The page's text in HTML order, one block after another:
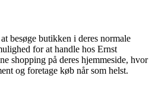
besøge butikken i deres normale
for at handle hos Ernst
shopping på deres hjemmeside, hvor
og foretage køb når som helst.